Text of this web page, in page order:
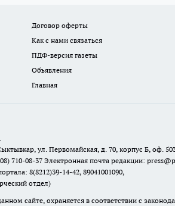
Договор оферты
Как с нами связаться
ПДФ-версия газеты
Объявления
Главная
ул. Первомайская, д. 70, корпус Б, оф.
710-08-37 Электронная почта редакции:
8(8212)39-14-42, 89041001090,
отдел)
сайте, охраняется в соответствии с